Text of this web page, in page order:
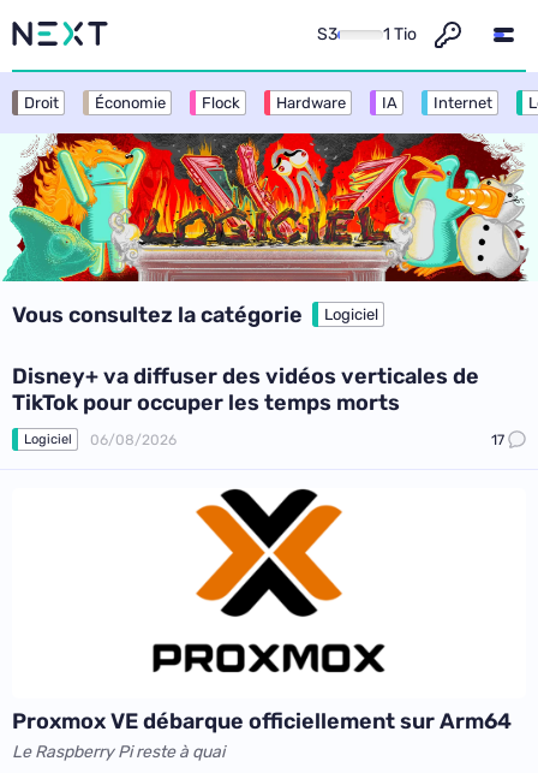
S3 1 Tio
Droit Économie Flock Hardware IA Internet
Vous consultez la catégorie Logiciel
Disney+ va diffuser des vidéos verticales de
TikTok pour occuper les temps morts
Logiciel 06/08/2026 17
Proxmox VE débarque officiellement sur Arm64
Le Raspberry Pi reste à quai